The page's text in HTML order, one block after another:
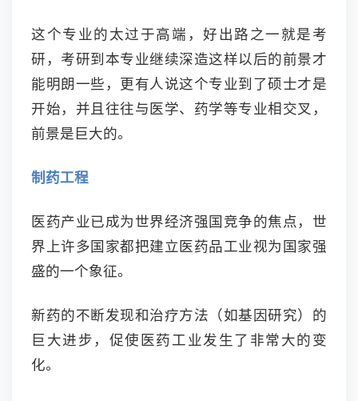
这个专业的太过于高端，好出路之一就是考
研，考研到本专业继续深造这样以后的前景才
能明朗一些，更有人说这个专业到了硕士才是
开始，并且往往与医学、药学等专业相交叉，
前景是巨大的。
制药工程
医药产业已成为世界经济强国竞争的焦点，世
界上许多国家都把建立医药品工业视为国家强
盛的一个象征。
新药的不断发现和治疗方法（如基因研究）的
巨大进步，促使医药工业发生了非常大的变
化。